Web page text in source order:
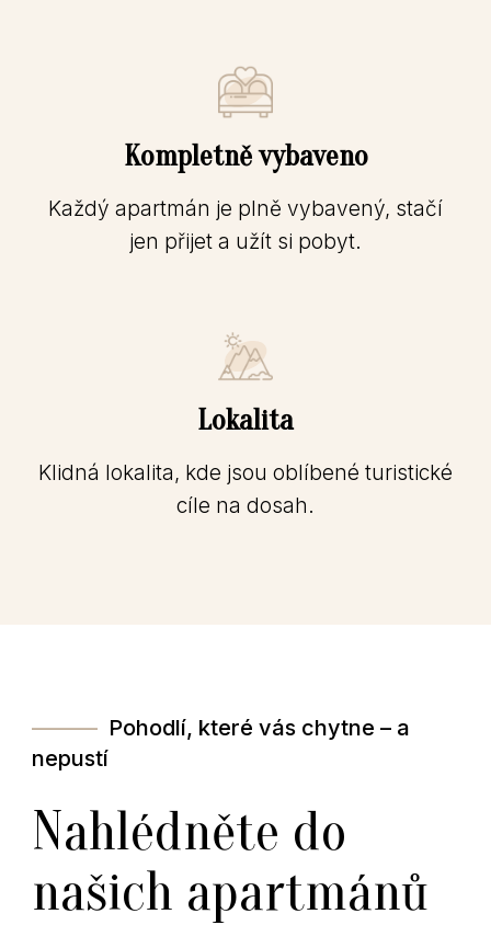
Kompletně vybaveno
Každý apartmán je plně vybavený, stačí
jen přijet a užít si pobyt.
Lokalita
Klidná lokalita, kde jsou oblíbené turistické
cíle na dosah.
——— Pohodlí, které vás chytne – a
nepustí
Nahlédněte do
našich apartmánů